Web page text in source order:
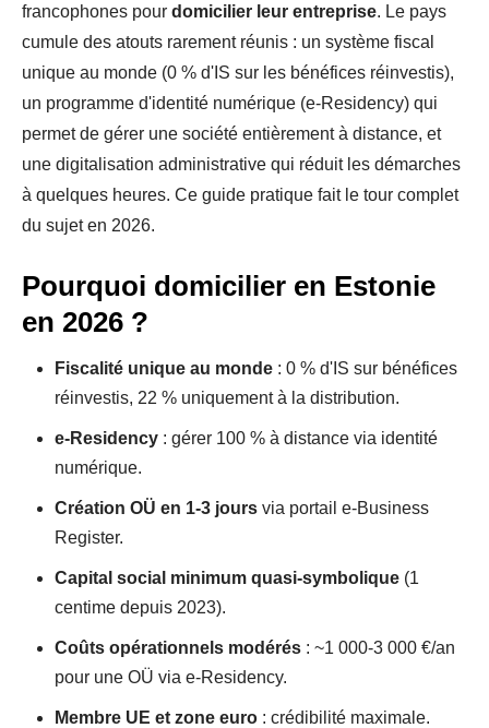
francophones pour domicilier leur entreprise. Le pays
cumule des atouts rarement réunis : un système fiscal
unique au monde (0 % d'IS sur les bénéfices réinvestis),
un programme d'identité numérique (e-Residency) qui
permet de gérer une société entièrement à distance, et
une digitalisation administrative qui réduit les démarches
à quelques heures. Ce guide pratique fait le tour complet
du sujet en 2026.
Pourquoi domicilier en Estonie
en 2026 ?
Fiscalité unique au monde : 0 % d'IS sur bénéfices
réinvestis, 22 % uniquement à la distribution.
e-Residency : gérer 100 % à distance via identité
numérique.
Création OÜ en 1-3 jours via portail e-Business
Register.
Capital social minimum quasi-symbolique (1
centime depuis 2023).
Coûts opérationnels modérés : ~1 000-3 000 €/an
pour une OÜ via e-Residency.
Membre UE et zone euro : crédibilité maximale.